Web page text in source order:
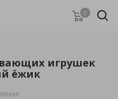
0
игрушек
ёжик